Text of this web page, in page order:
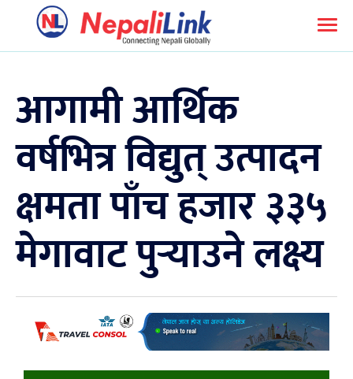
आगामी आर्थिक
वर्षभित्र विद्युत् उत्पादन
क्षमता पाँच हजार ३३५
मेगावाट पुर्‍याउने लक्ष्य